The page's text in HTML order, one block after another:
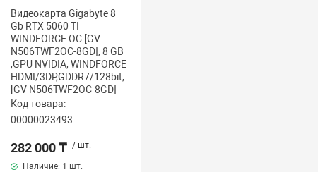
Видеокарта Gigabyte 8
Gb RTX 5060 TI
WINDFORCE OC [GV-
N506TWF2OC-8GD], 8 GB
,GPU NVIDIA, WINDFORСE
HDMI/3DP,GDDR7/128bit,
[GV-N506TWF2OC-8GD]
Код товара:
00000023493
282 000 ₸ / шт.
Наличие: 1 шт.